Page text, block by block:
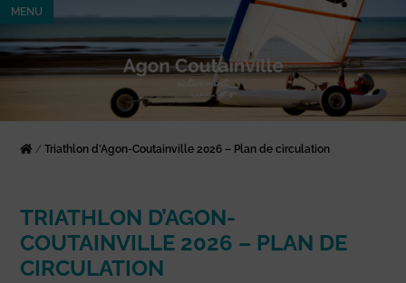
MENU
/Triathlon d’Agon-Coutainville 2026 – Plan de circulation
TRIATHLON D’AGON-
COUTAINVILLE 2026 – PLAN DE
CIRCULATION